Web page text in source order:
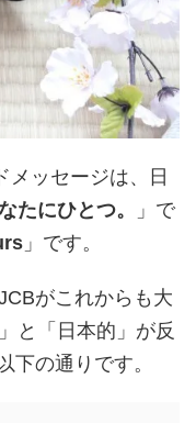
メッセージは、日
たにひとつ。
」で
」です。
がこれからも大
と「日本的」が反
下の通りです。